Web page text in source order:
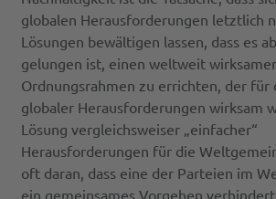
globalen Herausforderungen letztlich
Lösungen bewältigen lassen, dass es
gelungen ist, einen weltweit
Ordnungsrahmen zu errichten, der für
globaler Herausforderungen wirksam
Lösung vergleichsweiser „einfacher“
Herausforderungen für die
oft daran, dass eine der Parteien im
ein gemeinsames Vorgehen